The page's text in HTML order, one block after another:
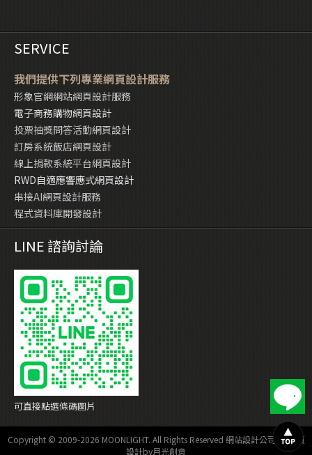
SERVICE
我們提供下列專業網頁設計服務
形象官網網站網頁設計服務
電子商務購物網頁設計
投票抽獎問答活動網頁設計
訂房系統飯店網頁設計
線上捐款系統平台網頁設計
RWD自適應響應式網頁設計
串接AI網頁設計服務
程式資料庫開發設計
LINE 諮詢討論
可直接點選條碼圖片
Copyright © 2009-2026 MOONLIGHT. All Rights Reserved 網站設計公司 —網頁
設計by月光創意